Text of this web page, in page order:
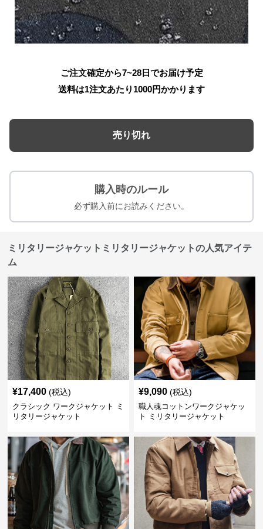
ご注文確定から7~28日でお届け予定
送料は1注文あたり 1000円かかります
売り切れ
購入時のルール
必ず購入前にお読みください。
ミリタリージャケットミリタリージャケットの人気アイテ
ム
¥17,400 (税込)
クラシック ワークジャケット ミ
リタリージャケット
¥9,090 (税込)
職人魂コットンワークジャケッ
ト ミリタリージャケット